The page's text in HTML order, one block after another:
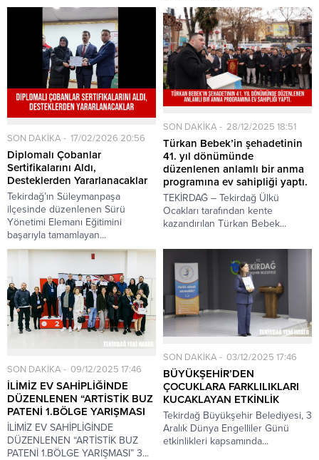
SON DAKİKA 17/02/2026 20:56
Diplomalı Çobanlar
Sertifikalarını Aldı,
Desteklerden Yararlanacaklar
Tekirdağ’ın Süleymanpaşa
ilçesinde düzenlenen Sürü
Yönetimi Elemanı Eğitimini
başarıyla tamamlayan...
SON DAKİKA 28/12/2025 18:51
Türkan Bebek’in şehadetinin
41. yıl dönümünde
düzenlenen anlamlı bir anma
programına ev sahipliği yaptı.
TEKİRDAĞ – Tekirdağ Ülkü
Ocakları tarafından kente
kazandırılan Türkan Bebek...
SON DAKİKA 09/12/2025 17:46
İLİMİZ EV SAHİPLİĞİNDE
DÜZENLENEN “ARTİSTİK BUZ
PATENİ 1.BÖLGE YARIŞMASI
İLİMİZ EV SAHİPLİĞİNDE
DÜZENLENEN “ARTİSTİK BUZ
PATENİ 1.BÖLGE YARIŞMASI” 3...
SON DAKİKA 03/12/2025 17:46
BÜYÜKŞEHİR’DEN
ÇOCUKLARA FARKLILIKLARI
KUCAKLAYAN ETKİNLİK
Tekirdağ Büyükşehir Belediyesi, 3
Aralık Dünya Engelliler Günü
etkinlikleri kapsamında...